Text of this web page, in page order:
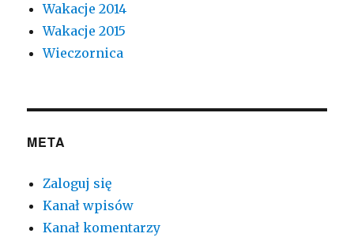
Wakacje 2014
Wakacje 2015
Wieczornica
META
Zaloguj się
Kanał wpisów
Kanał komentarzy